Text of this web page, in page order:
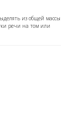
из общей массы
речи на том или